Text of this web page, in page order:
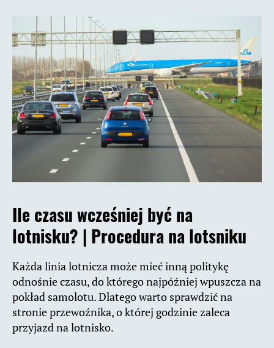
Ile czasu wcześniej być na
lotnisku? | Procedura na lotsniku
Każda linia lotnicza może mieć inną politykę
odnośnie czasu, do którego najpóźniej wpuszcza na
pokład samolotu. Dlatego warto sprawdzić na
stronie przewoźnika, o której godzinie zaleca
przyjazd na lotnisko.